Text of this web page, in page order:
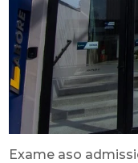
Exame aso